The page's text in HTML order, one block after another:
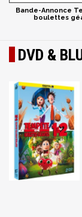
Bande-Annonce
boulettes
DVD &